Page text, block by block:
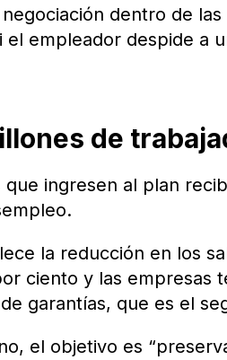
dentro de
el empleador despide a
de
que ingresen al plan
la reducción en los
ciento y las empresas
garantías, que es el
el objetivo es